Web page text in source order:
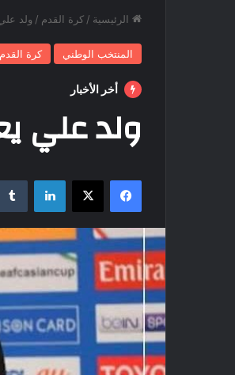
الرئيسية / كرة القدم / ولد
المنتخب الوطني كرة القدم
أخر الأخبار
ولد علي
فيسبوك ‫X لينكدإن